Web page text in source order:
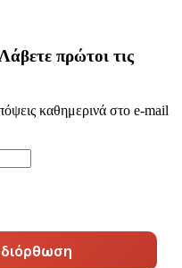
πρώτοι τις
καθημερινά στο e-mail
διόρθωση